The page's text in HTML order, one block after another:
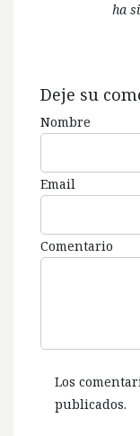
ha
Deje su
Nombre
Email
Comentario
Los
publicados.